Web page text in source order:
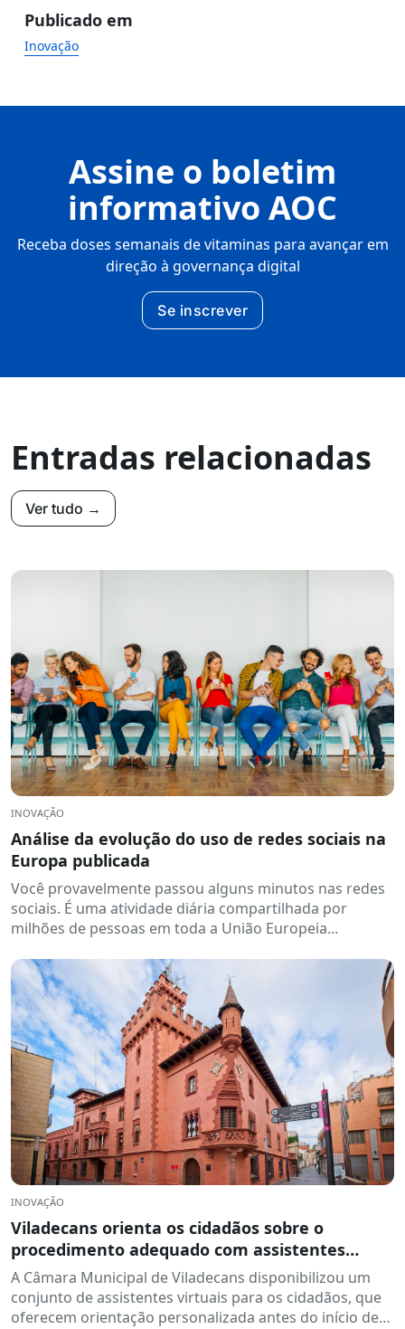
Publicado em
Inovação
Assine o boletim
informativo AOC
Receba doses semanais de vitaminas para avançar em
direção à governança digital
Se inscrever
Entradas relacionadas
Ver tudo →
INOVAÇÃO
Análise da evolução do uso de redes sociais na
Europa publicada
Você provavelmente passou alguns minutos nas redes
sociais. É uma atividade diária compartilhada por
milhões de pessoas em toda a União Europeia...
INOVAÇÃO
Viladecans orienta os cidadãos sobre o
procedimento adequado com assistentes
digitais: DigiCanvis
A Câmara Municipal de Viladecans disponibilizou um
conjunto de assistentes virtuais para os cidadãos, que
oferecem orientação personalizada antes do início de